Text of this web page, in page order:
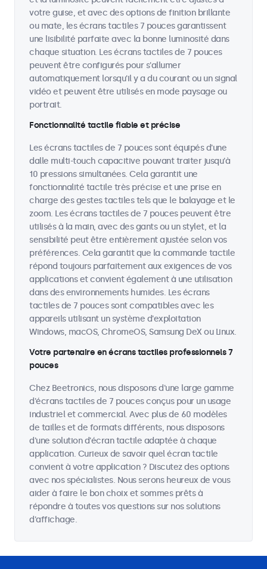
votre guise, et avec des options de finition brillante
ou mate, les écrans tactiles 7 pouces garantissent
une lisibilité parfaite avec la bonne luminosité dans
chaque situation. Les écrans tactiles de 7 pouces
peuvent être configurés pour s'allumer
automatiquement lorsqu'il y a du courant ou un signal
vidéo et peuvent être utilisés en mode paysage ou
portrait.
Fonctionnalité tactile fiable et précise
Les écrans tactiles de 7 pouces sont équipés d'une
dalle multi-touch capacitive pouvant traiter jusqu'à
10 pressions simultanées. Cela garantit une
fonctionnalité tactile très précise et une prise en
charge des gestes tactiles tels que le balayage et le
zoom. Les écrans tactiles de 7 pouces peuvent être
utilisés à la main, avec des gants ou un stylet, et la
sensibilité peut être entièrement ajustée selon vos
préférences. Cela garantit que la commande tactile
répond toujours parfaitement aux exigences de vos
applications et convient également à une utilisation
dans des environnements humides. Les écrans
tactiles de 7 pouces sont compatibles avec les
appareils utilisant un système d'exploitation
Windows, macOS, ChromeOS, Samsung DeX ou Linux.
Votre partenaire en écrans tactiles professionnels 7
pouces
Chez Beetronics, nous disposons d'une large gamme
d'écrans tactiles de 7 pouces conçus pour un usage
industriel et commercial. Avec plus de 60 modèles
de tailles et de formats différents, nous disposons
d'une solution d'écran tactile adaptée à chaque
application. Curieux de savoir quel écran tactile
convient à votre application ? Discutez des options
avec nos spécialistes. Nous serons heureux de vous
aider à faire le bon choix et sommes prêts à
répondre à toutes vos questions sur nos solutions
d'affichage.